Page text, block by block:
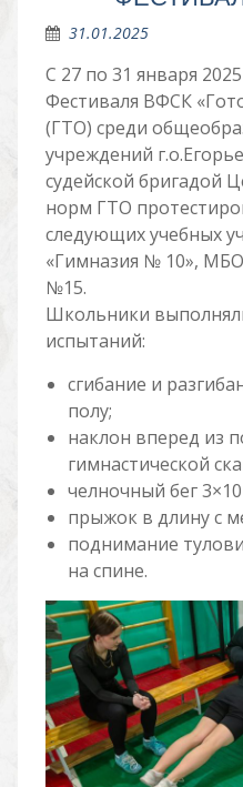
31.01.2025
С 27 по 31 января
Фестиваля ВФСК
(ГТО) среди
учреждений
судейской бригадой
норм ГТО
следующих учебных
«Гимназия № 10»,
№15.
Школьники
испытаний:
сгибание и
полу;
наклон вперед из
гимнастической
челночный бег
прыжок в длину с
поднимание
на спине.